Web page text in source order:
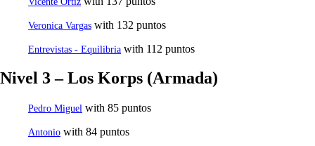
Veronica Vargas with 132 puntos
Entrevistas - Equilibria with 112 puntos
Nivel 3 – Los Korps (Armada)
Pedro Miguel with 85 puntos
Antonio with 84 puntos